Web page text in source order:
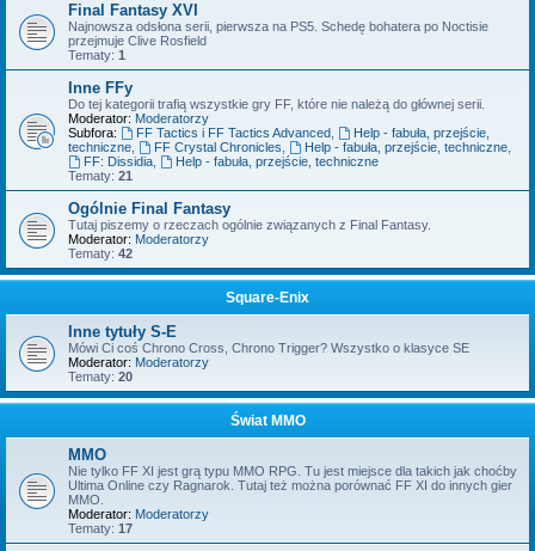
Final Fantasy XVI
Najnowsza odsłona serii, pierwsza na PS5. Schedę bohatera po Noctisie
przejmuje Clive Rosfield
Tematy: 1
Inne FFy
Do tej kategorii trafią wszystkie gry FF, które nie należą do głównej serii.
Moderator: Moderatorzy
Subfora:
FF Tactics i FF Tactics Advanced,
Help - fabuła, przejście,
techniczne
FF Crystal Chronicles Help - fabuła, przejście, techniczne,
FF: Dissidia,
Help - fabuła, przejście, techniczne
Tematy: 21
Ogólnie Final Fantasy
Tutaj piszemy o rzeczach ogólnie związanych z Final Fantasy.
Moderator: Moderatorzy
Tematy: 42
Square-Enix
Inne tytuły S-E
Mówi Ci coś Chrono Cross, Chrono Trigger? Wszystko o klasyce SE
Moderator: Moderatorzy
Tematy: 20
Świat MMO
MMO
Nie tylko FF XI jest grą typu MMO RPG. Tu jest miejsce dla takich jak choćby
Ultima Online czy Ragnarok. Tutaj też można porównać FF XI do innych gier
MMO.
Moderator: Moderatorzy
Tematy: 17